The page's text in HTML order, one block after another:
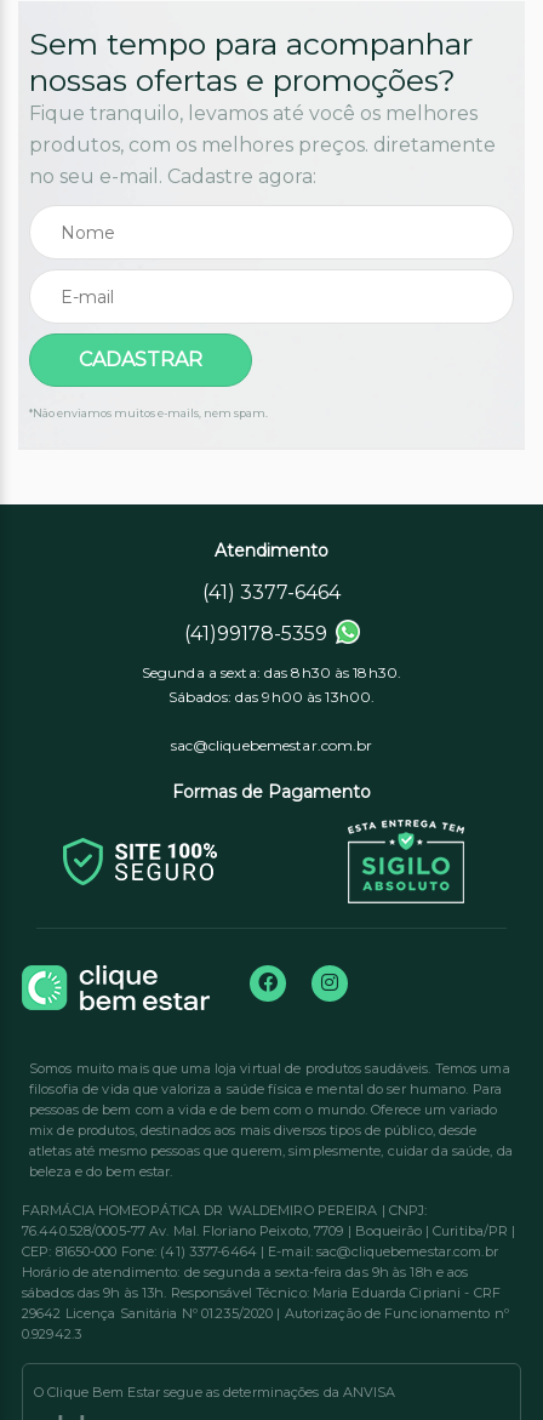
Sem tempo para acompanhar
nossas ofertas e promoções?
Fique tranquilo, levamos até você os melhores
produtos, com os melhores preços. diretamente
no seu e-mail. Cadastre agora:
*Não enviamos muitos e-mails, nem spam.
Atendimento
(41) 3377-6464
(41)99178-5359
Segunda a sexta: das 8h30 às 18h30.
Sábados: das 9h00 às 13h00.
sac@cliquebemestar.com.br
Formas de Pagamento
Somos muito mais que uma loja virtual de produtos saudáveis. Temos uma
filosofia de vida que valoriza a saúde física e mental do ser humano. Para
pessoas de bem com a vida e de bem com o mundo. Oferece um variado
mix de produtos, destinados aos mais diversos tipos de público, desde
atletas até mesmo pessoas que querem, simplesmente, cuidar da saúde, da
beleza e do bem estar.
FARMÁCIA HOMEOPÁTICA DR WALDEMIRO PEREIRA | CNPJ:
76.440.528/0005-77 Av. Mal. Floriano Peixoto, 7709 | Boqueirão | Curitiba/PR |
CEP: 81650-000 Fone: (41) 3377-6464 | E-mail: sac@cliquebemestar.com.br
Horário de atendimento: de segunda a sexta-feira das 9h às 18h e aos
sábados das 9h às 13h. Responsável Técnico: Maria Eduarda Cipriani - CRF
29642 Licença Sanitária Nº 01.235/2020 | Autorização de Funcionamento nº
0.92942.3
O Clique Bem Estar segue as determinações da ANVISA